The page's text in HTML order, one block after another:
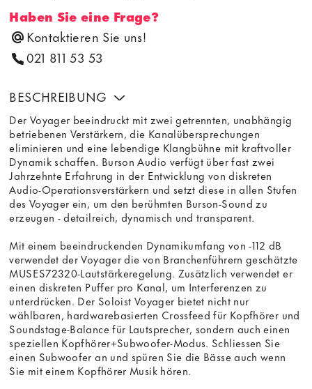
Haben Sie eine Frage?
Kontaktieren Sie uns!
021 811 53 53
BESCHREIBUNG
Der Voyager beeindruckt mit zwei getrennten, unabhängig
betriebenen Verstärkern, die Kanalübersprechungen
eliminieren und eine lebendige Klangbühne mit kraftvoller
Dynamik schaffen. Burson Audio verfügt über fast zwei
Jahrzehnte Erfahrung in der Entwicklung von diskreten
Audio-Operationsverstärkern und setzt diese in allen Stufen
des Voyager ein, um den berühmten Burson-Sound zu
erzeugen - detailreich, dynamisch und transparent.
Mit einem beeindruckenden Dynamikumfang von -112 dB
verwendet der Voyager die von Branchenführern geschätzte
MUSES72320-Lautstärkeregelung. Zusätzlich verwendet er
einen diskreten Puffer pro Kanal, um Interferenzen zu
unterdrücken. Der Soloist Voyager bietet nicht nur
wählbaren, hardwarebasierten Crossfeed für Kopfhörer und
Soundstage-Balance für Lautsprecher, sondern auch einen
speziellen Kopfhörer+Subwoofer-Modus. Schliessen Sie
einen Subwoofer an und spüren Sie die Bässe auch wenn
Sie mit einem Kopfhörer Musik hören.